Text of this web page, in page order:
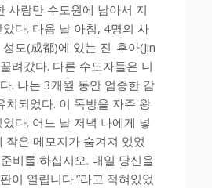
사람만 수도원에 남아서 지
다. 다음 날 아침, 4명의 사
도(成都)에 있는 진-후아(Jin
려갔다. 다른 수도자들은 니
. 나는 3개월 동안 엄중한 감
치되었다. 이 독방을 자주 왕
다. 어느 날 저녁 나에게 넣
작은 메모지가 숨겨져 있었
비를 하십시오. 내일 당신을
이 열립니다.”라고 적혀있었